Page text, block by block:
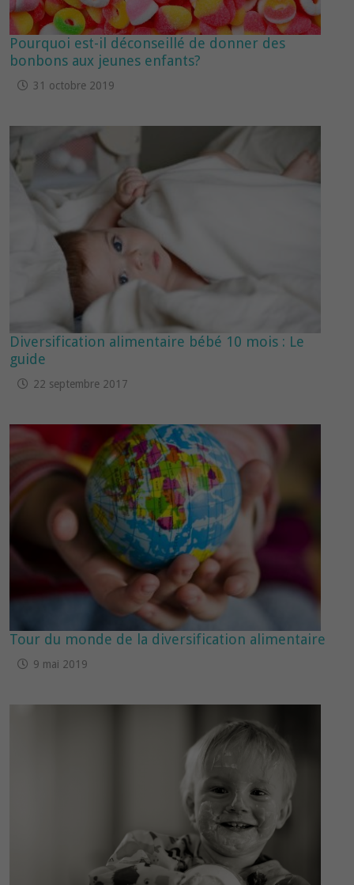
Pourquoi est-il déconseillé de donner des
bonbons aux jeunes enfants?
31 octobre 2019
Diversification alimentaire bébé 10 mois : Le
guide
22 septembre 2017
Tour du monde de la diversification alimentaire
9 mai 2019